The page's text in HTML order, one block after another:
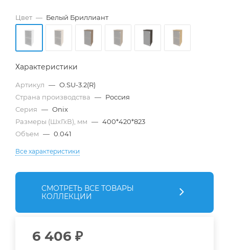
Цвет — Белый Бриллиант
Характеристики
Артикул — O.SU-3.2(R)
Страна производства — Россия
Серия — Onix
Размеры (ШхГхВ), мм — 400*420*823
Объем — 0.041
Все характеристики
СМОТРЕТЬ ВСЕ ТОВАРЫ
КОЛЛЕКЦИИ
6 406 ₽